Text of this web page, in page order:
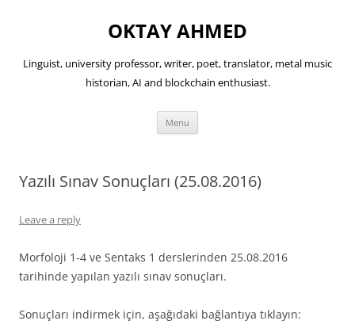
OKTAY AHMED
Linguist, university professor, writer, poet, translator, metal music
historian, AI and blockchain enthusiast.
Menu
Yazılı Sınav Sonuçları (25.08.2016)
Leave a reply
Morfoloji 1-4 ve Sentaks 1 derslerinden 25.08.2016
tarihinde yapılan yazılı sınav sonuçları.
Sonuçları indirmek için, aşağıdaki bağlantıya tıklayın: